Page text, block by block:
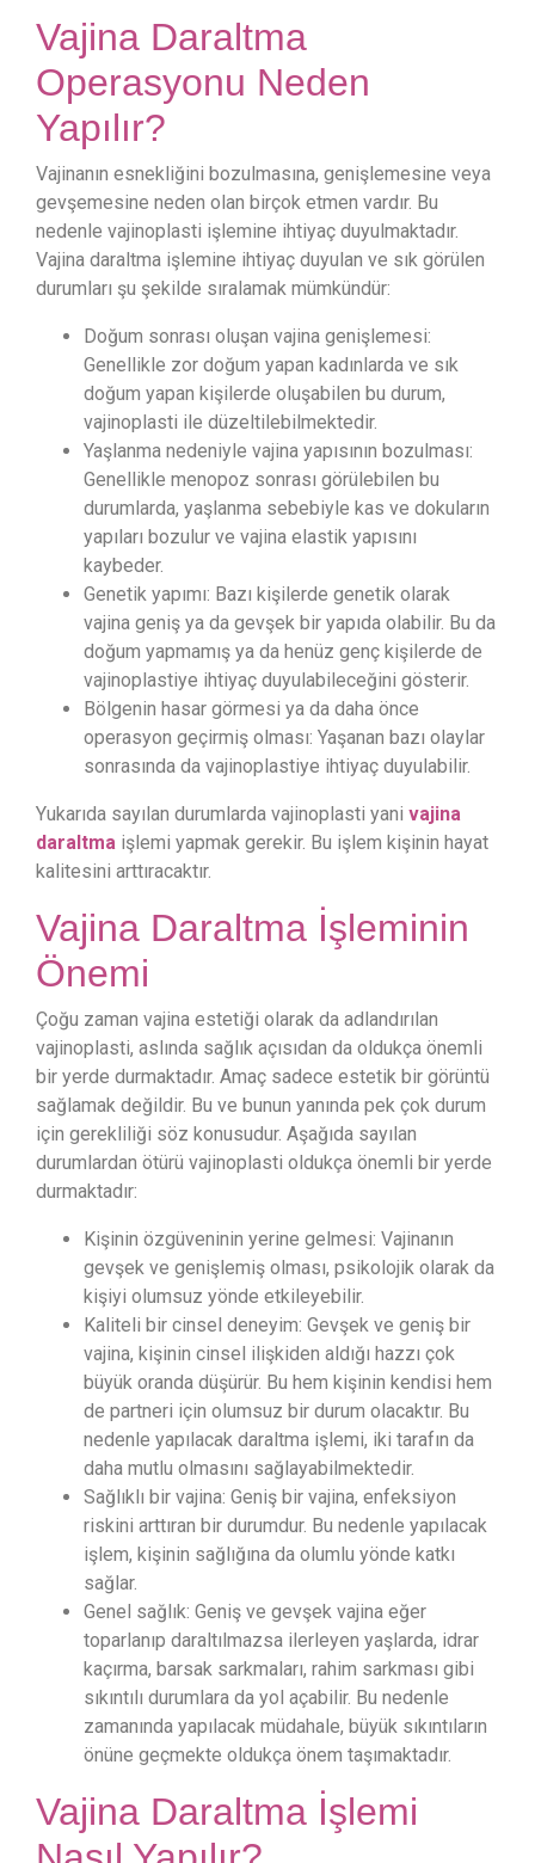
Vajina Daraltma
Operasyonu Neden
Yapılır?
Vajinanın esnekliğini bozulmasına, genişlemesine veya
gevşemesine neden olan birçok etmen vardır. Bu
nedenle vajinoplasti işlemine ihtiyaç duyulmaktadır.
Vajina daraltma işlemine ihtiyaç duyulan ve sık görülen
durumları şu şekilde sıralamak mümkündür:
Doğum sonrası oluşan vajina genişlemesi:
Genellikle zor doğum yapan kadınlarda ve sık
doğum yapan kişilerde oluşabilen bu durum,
vajinoplasti ile düzeltilebilmektedir.
Yaşlanma nedeniyle vajina yapısının bozulması:
Genellikle menopoz sonrası görülebilen bu
durumlarda, yaşlanma sebebiyle kas ve dokuların
yapıları bozulur ve vajina elastik yapısını
kaybeder.
Genetik yapımı: Bazı kişilerde genetik olarak
vajina geniş ya da gevşek bir yapıda olabilir. Bu da
doğum yapmamış ya da henüz genç kişilerde de
vajinoplastiye ihtiyaç duyulabileceğini gösterir.
Bölgenin hasar görmesi ya da daha önce
operasyon geçirmiş olması: Yaşanan bazı olaylar
sonrasında da vajinoplastiye ihtiyaç duyulabilir.
Yukarıda sayılan durumlarda vajinoplasti yani vajina
daraltma işlemi yapmak gerekir. Bu işlem kişinin hayat
kalitesini arttıracaktır.
Vajina Daraltma İşleminin
Önemi
Çoğu zaman vajina estetiği olarak da adlandırılan
vajinoplasti, aslında sağlık açısıdan da oldukça önemli
bir yerde durmaktadır. Amaç sadece estetik bir görüntü
sağlamak değildir. Bu ve bunun yanında pek çok durum
için gerekliliği söz konusudur. Aşağıda sayılan
durumlardan ötürü vajinoplasti oldukça önemli bir yerde
durmaktadır:
Kişinin özgüveninin yerine gelmesi: Vajinanın
gevşek ve genişlemiş olması, psikolojik olarak da
kişiyi olumsuz yönde etkileyebilir.
Kaliteli bir cinsel deneyim: Gevşek ve geniş bir
vajina, kişinin cinsel ilişkiden aldığı hazzı çok
büyük oranda düşürür. Bu hem kişinin kendisi hem
de partneri için olumsuz bir durum olacaktır. Bu
nedenle yapılacak daraltma işlemi, iki tarafın da
daha mutlu olmasını sağlayabilmektedir.
Sağlıklı bir vajina: Geniş bir vajina, enfeksiyon
riskini arttıran bir durumdur. Bu nedenle yapılacak
işlem, kişinin sağlığına da olumlu yönde katkı
sağlar.
Genel sağlık: Geniş ve gevşek vajina eğer
toparlanıp daraltılmazsa ilerleyen yaşlarda, idrar
kaçırma, barsak sarkmaları, rahim sarkması gibi
sıkıntılı durumlara da yol açabilir. Bu nedenle
zamanında yapılacak müdahale, büyük sıkıntıların
önüne geçmekte oldukça önem taşımaktadır.
Vajina Daraltma İşlemi